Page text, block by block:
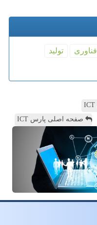
فناوری
تولید
صفحه اصلی پارس ICT